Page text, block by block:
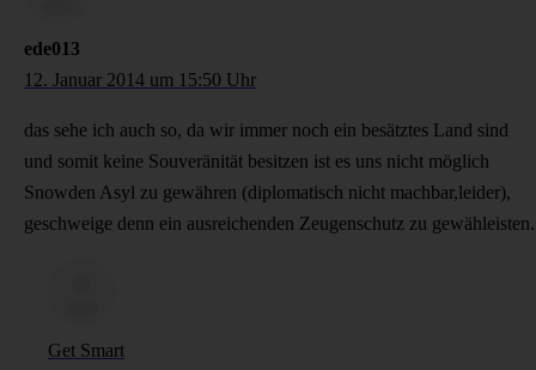
ede013
12. Januar 2014 um 15:50 Uhr
das sehe ich auch so, da wir immer noch ein besätztes Land sind
und somit keine Souveränität besitzen ist es uns nicht möglich
Snowden Asyl zu gewähren (diplomatisch nicht machbar,leider),
geschweige denn ein ausreichenden Zeugenschutz zu gewähleisten.
Get Smart